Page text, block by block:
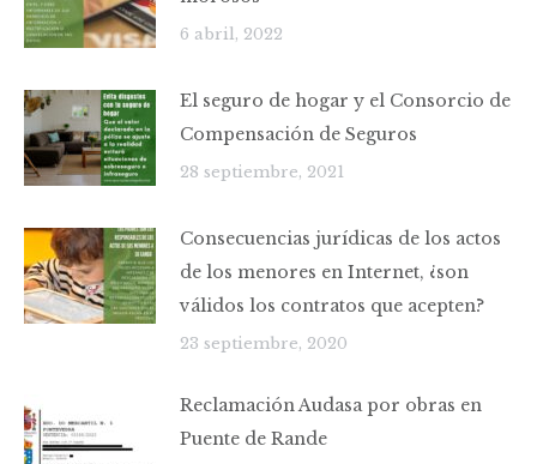
6 abril, 2022
El seguro de hogar y el Consorcio de
Compensación de Seguros
28 septiembre, 2021
Consecuencias jurídicas de los actos
de los menores en Internet, ¿son
válidos los contratos que acepten?
23 septiembre, 2020
Reclamación Audasa por obras en
Puente de Rande